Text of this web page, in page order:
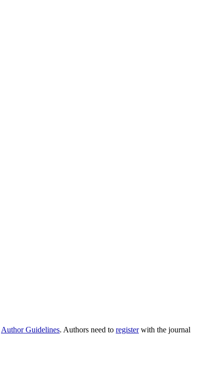
Author Guidelines. Authors need to registerwith the journal